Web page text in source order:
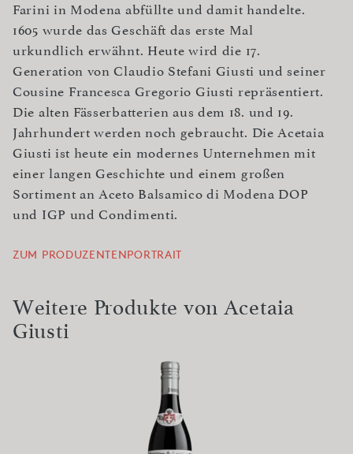
Farini in Modena abfüllte und damit handelte.
1605 wurde das Geschäft das erste Mal
urkundlich erwähnt. Heute wird die 17.
Generation von Claudio Stefani Giusti und seiner
Cousine Francesca Gregorio Giusti repräsentiert.
Die alten Fässerbatterien aus dem 18. und 19.
Jahrhundert werden noch gebraucht. Die Acetaia
Giusti ist heute ein modernes Unternehmen mit
einer langen Geschichte und einem großen
Sortiment an Aceto Balsamico di Modena DOP
und IGP und Condimenti.
ZUM PRODUZENTENPORTRAIT
Weitere Produkte von Acetaia
Giusti